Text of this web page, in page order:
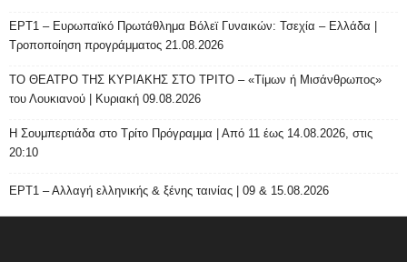
ΕΡΤ1 – Ευρωπαϊκό Πρωτάθλημα Βόλεϊ Γυναικών: Τσεχία – Ελλάδα |
Τροποποίηση προγράμματος 21.08.2026
ΤΟ ΘΕΑΤΡΟ ΤΗΣ ΚΥΡΙΑΚΗΣ ΣΤΟ ΤΡΙΤΟ – «Τίμων ή Μισάνθρωπος»
του Λουκιανού | Κυριακή 09.08.2026
H Σουμπερτιάδα στο Τρίτο Πρόγραμμα | Από 11 έως 14.08.2026, στις
20:10
ΕΡΤ1 – Αλλαγή ελληνικής & ξένης ταινίας | 09 & 15.08.2026